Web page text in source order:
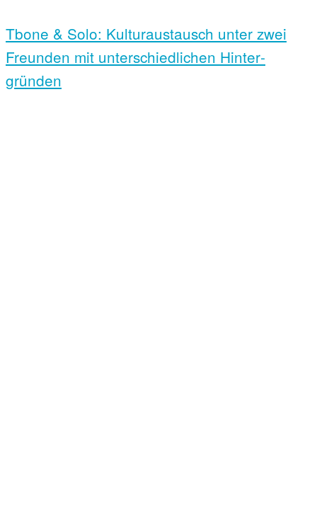
Tbone & Solo: Kultur­austausch unter zwei
Freunden mit unter­schiedlichen Hinter­
gründen